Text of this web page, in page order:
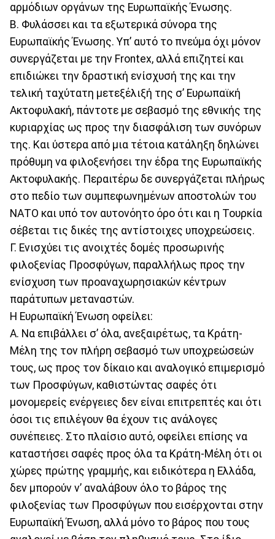
αρμόδιων οργάνων της Ευρωπαϊκής Ένωσης.
Β. Φυλάσσει και τα εξωτερικά σύνορα της
Ευρωπαϊκής Ένωσης. Υπ’ αυτό το πνεύμα όχι μόνον
συνεργάζεται με την Frontex, αλλά επιζητεί και
επιδιώκει την δραστική ενίσχυσή της και την
τελική ταχύτατη μετεξέλιξή της σ’ Ευρωπαϊκή
Ακτοφυλακή, πάντοτε με σεβασμό της εθνικής της
κυριαρχίας ως προς την διασφάλιση των συνόρων
της. Και ύστερα από μια τέτοια κατάληξη δηλώνει
πρόθυμη να φιλοξενήσει την έδρα της Ευρωπαϊκής
Ακτοφυλακής. Περαιτέρω δε συνεργάζεται πλήρως
στο πεδίο των συμπεφωνημένων αποστολών του
ΝΑΤΟ και υπό τον αυτονόητο όρο ότι και η Τουρκία
σέβεται τις δικές της αντίστοιχες υποχρεώσεις.
Γ. Ενισχύει τις ανοιχτές δομές προσωρινής
φιλοξενίας Προσφύγων, παραλλήλως προς την
ενίσχυση των προαναχωρησιακών κέντρων
παράτυπων μεταναστών.
Η Ευρωπαϊκή Ένωση οφείλει:
Α. Να επιβάλλει σ’ όλα, ανεξαιρέτως, τα Κράτη-
Μέλη της τον πλήρη σεβασμό των υποχρεώσεών
τους, ως προς τον δίκαιο και αναλογικό επιμερισμό
των Προσφύγων, καθιστώντας σαφές ότι
μονομερείς ενέργειες δεν είναι επιτρεπτές και ότι
όσοι τις επιλέγουν θα έχουν τις ανάλογες
συνέπειες. Στο πλαίσιο αυτό, οφείλει επίσης να
καταστήσει σαφές προς όλα τα Κράτη-Μέλη ότι οι
χώρες πρώτης γραμμής, και ειδικότερα η Ελλάδα,
δεν μπορούν ν’ αναλάβουν όλο το βάρος της
φιλοξενίας των Προσφύγων που εισέρχονται στην
Ευρωπαϊκή Ένωση, αλλά μόνο το βάρος που τους